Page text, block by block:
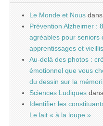
Le Monde et Nous dans
Prévention Alzheimer :
agréables pour seniors
apprentissages et
Au-delà des photos :
émotionnel que vous
du dessin sur la
Sciences Ludiques dans
Identifier les
Le lait « à la loupe »